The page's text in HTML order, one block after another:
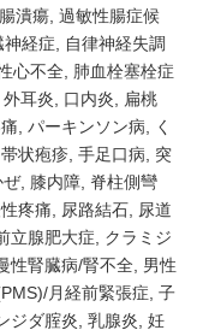
潰瘍 過敏性腸症候
神経症
自律神経失調
心不全 肺血栓塞栓症
外耳炎 口内炎
扁桃
パーキンソン病
く
帯状疱疹 手足口病
突
ぜ 膝内障 脊柱側彎
疼痛 尿路結石
尿道
立腺肥大症
クラミジ
性腎臓病/腎不全 男性
月経前緊張症 子
ジダ腟炎 乳腺炎 妊